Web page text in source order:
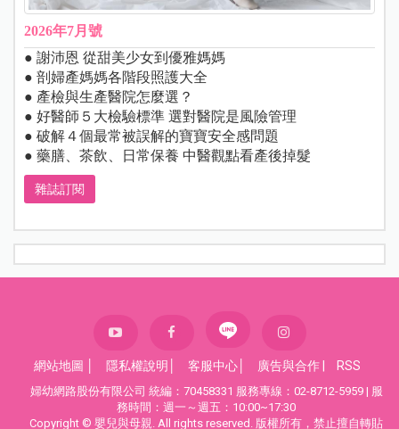
2026年7月號
● 謝沛恩 從甜美少女到優雅媽媽
● 剖婦產媽媽各階段照護大全
● 產檢與生產醫院怎麼選？
● 好醫師５大檢驗標準 選對醫院是風險管理
● 破解４個最常被誤解的寶寶安全感問題
● 藥膳、茶飲、日常保養 中醫觀點看產後掉髮
雜誌訂閱
網站地圖 隱私權說明 客服中心 廣告與合作 RSS
婦幼網路股份有限公司 統編：70458331 服務專線：02-8712-5959 | 服
務時間：週一～週五：10:00~17:30
Copyright © 嬰兒與母親. All rights reserved. 版權所有，禁止擅自轉貼